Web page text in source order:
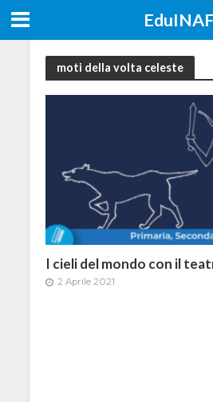
EduINAF
moti della volta celeste
I cieli del mondo con il
2 Aprile 2021